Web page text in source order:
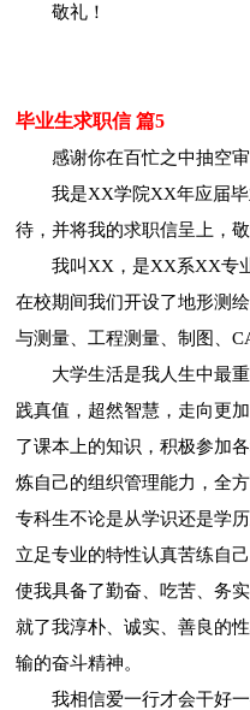
敬礼！
毕业生求职信 篇5
感谢你在百忙之中抽空
我是XX学院XX年应届
待，并将我的求职信呈上，敬
我叫XX，是XX系XX专
在校期间我们开设了地形测
与测量、工程测量、制图、
大学生活是我人生中最
践真值，超然智慧，走向更
了课本上的知识，积极参加
炼自己的组织管理能力，全
专科生不论是从学识还是学
立足专业的特性认真苦练自
使我具备了勤奋、吃苦、务
就了我淳朴、诚实、善良的
输的奋斗精神。
我相信爱一行才会干好